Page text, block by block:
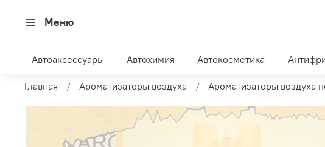
Меню
Автоаксессуары Автохимия Автокосметика
Главная Ароматизаторы воздуха Ароматизаторы воздуха